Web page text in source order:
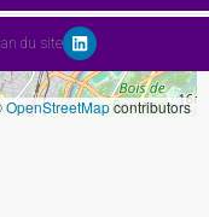
OpenStreetMapcontributors
du site